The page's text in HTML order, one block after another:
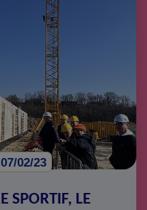
02/23
SPORTIF, LE